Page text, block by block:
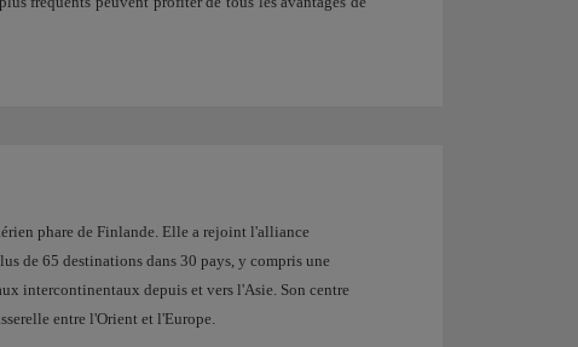
phare de Finlande. Elle a rejoint l'alliance
de 65 destinations dans 30 pays, y compris une
intercontinentaux depuis et vers l'Asie. Son centre
entre l'Orient et l'Europe.